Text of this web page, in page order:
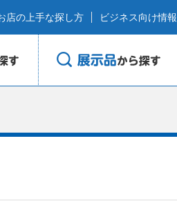
店の上手な探し方 ビジネス向け情報